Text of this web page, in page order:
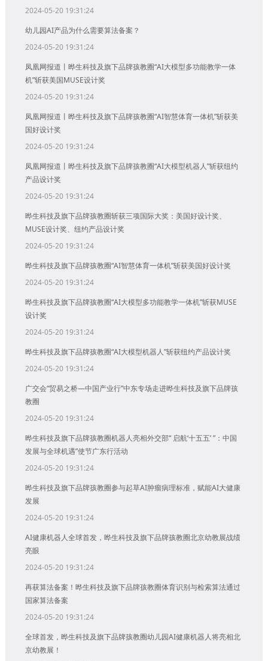
2024-05-20 19:31:24
幼儿园AI产品为什么需要算法备案？
2024-05-20 19:31:24
凤凰网报道丨晔生科技及旗下品牌孩教圈“AI大模型多功能教学一体
机”斩获美国MUSE设计奖
2024-05-20 19:31:24
凤凰网报道丨晔生科技及旗下品牌孩教圈“AI智慧体育一体机”斩获美
国好设计奖
2024-05-20 19:31:24
凤凰网报道丨晔生科技及旗下品牌孩教圈“AI大模型机器人”斩获纽约
产品设计奖
2024-05-20 19:31:24
晔生科技及旗下品牌孩教圈斩获三项国际大奖：美国好设计奖、
MUSE设计奖、纽约产品设计奖
2024-05-20 19:31:24
晔生科技及旗下品牌孩教圈“AI智慧体育一体机”斩获美国好设计奖
2024-05-20 19:31:24
晔生科技及旗下品牌孩教圈“AI大模型多功能教学一体机”斩获MUSE
设计奖
2024-05-20 19:31:24
晔生科技及旗下品牌孩教圈“AI大模型机器人”斩获纽约产品设计奖
2024-05-20 19:31:24
广交会“贸易之桥—中国产业行”中东专场走进晔生科技及旗下品牌孩
教圈
2024-05-20 19:31:24
晔生科技及旗下品牌孩教圈机器人亮相外交部“ 启航‘十五五’ ”：中国
发展与全球机遇”使节广东行活动
2024-05-20 19:31:24
晔生科技及旗下品牌孩教圈参与起草AI肿瘤病理标准，赋能AI大健康
发展
2024-05-20 19:31:24
AI健康机器人全球首发，晔生科技及旗下品牌孩教圈北京幼教展战绩
亮眼
2024-05-20 19:31:24
再获算法备案！晔生科技及旗下品牌孩教圈体育识别与检索算法通过
国家算法备案
2024-05-20 19:31:24
全球首发，晔生科技及旗下品牌孩教圈幼儿园AI健康机器人将亮相北
京幼教展！